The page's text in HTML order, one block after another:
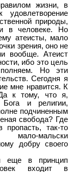
жизни, в
удовлетворение
природы,
в человеке. Но
атеисты, мало
зрения, оно не
вообще. Атеист
ибо это цель
Но эти
Сегодня я
мне нравится. К
к тому, что я,
и религии,
подчиненным
свобода? Где
так-то
мальски
добру своего
еще в принцип
входит в